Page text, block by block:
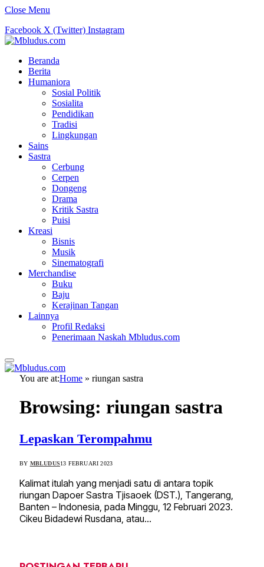
Close Menu
Facebook X (Twitter) Instagram
Beranda
Berita
Humaniora
Sosial Politik
Sosialita
Pendidikan
Tradisi
Lingkungan
Sains
Sastra
Cerbung
Cerpen
Dongeng
Drama
Kritik Sastra
Puisi
Kreasi
Bisnis
Musik
Sinematografi
Merchandise
Buku
Baju
Kerajinan Tangan
Lainnya
Profil Redaksi
Penerimaan Naskah Mbludus.com
You are at:Home » riungan sastra
Browsing: riungan sastra
Lepaskan Terompahmu
BY MBLUDUS13 FEBRUARI 2023
Kalimat itulah yang menjadi satu di antara topik
riungan Dapoer Sastra Tjisaoek (DST.), Tangerang,
Banten – Indonesia, pada Minggu, 12 Februari 2023.
Cikeu Bidadewi Rusdana, atau…